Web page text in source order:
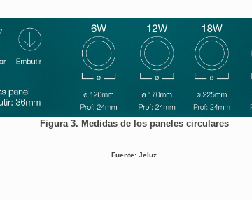
Figura 3. Medidas de los paneles circulares
Fuente: Jeluz